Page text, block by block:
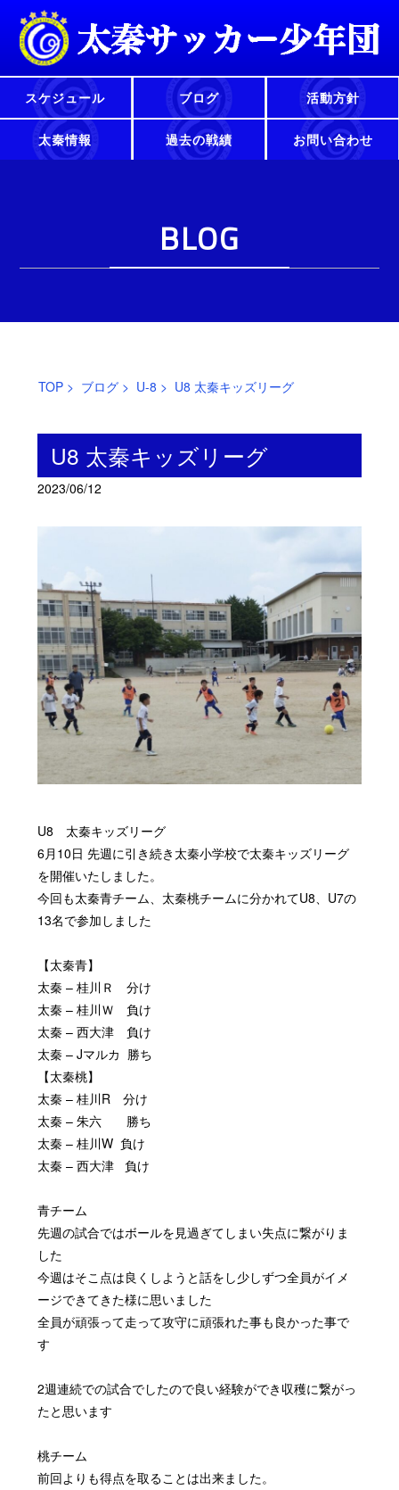
スケジュール ブログ 活動方針
太秦情報 過去の戦績 お問い合わせ
BLOG
TOP> ブログ> U-8 > U8 太秦キッズリーグ
U8 太秦キッズリーグ
2023/06/12
U8 太秦キッズリーグ
6月 10日 先週に引き続き太秦小学校で太秦キッズリーグ
を開催いたしました。
今回も太秦青チーム、太秦桃チームに分かれてU8、 U7の
13名で参加しました
【太秦青】
太秦 –桂川Ｒ 分け
太秦 –桂川Ｗ 負け
太秦 –西大津 負け
太秦 – Jマルカ 勝ち
【太秦桃】
太秦 –桂川R 分け
太秦 –朱六
勝ち
太秦 –桂川W 負け
太秦 –西大津 負け
青チーム
先週の試合ではボールを見過ぎてしまい失点に繋がりま
した
今週はそこ点は良くしようと話をし少しずつ全員がイメ
ージできてきた様に思いました
全員が頑張って走って攻守に頑張れた事も良かった事で
す
2週連続での試合でしたので良い経験ができ収穫に繋がっ
たと思います
桃チーム
前回よりも得点を取ることは出来ました。